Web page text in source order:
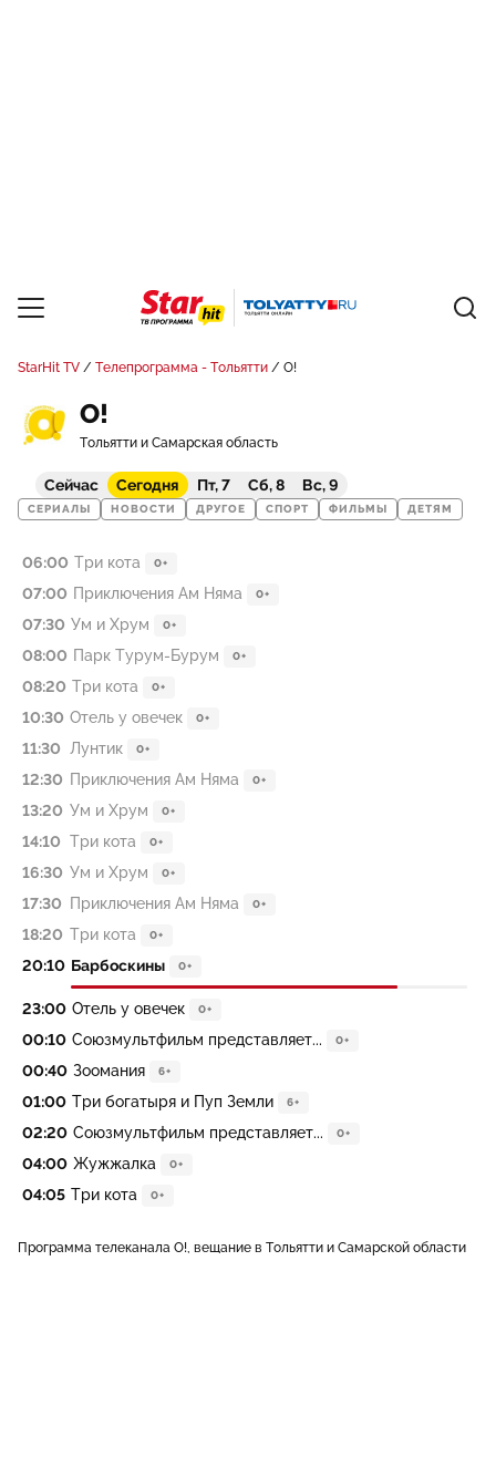
StarHit TV Телепрограмма - Тольятти О!
О!
Тольятти и Самарская область
Сейчас Сегодня Пт, 7 Сб, 8 Вс, 9
СЕРИАЛЫ НОВОСТИ ДРУГОЕ СПОРТ ФИЛЬМЫ ДЕТЯМ
06:00 Три кота 0+
07:00 Приключения Ам Няма 0+
07:30 Ум и Хрум 0+
08:00 Парк Турум-Бурум 0+
08:20 Три кота 0+
10:30 Отель у овечек 0+
11:30 Лунтик 0+
12:30 Приключения Ам Няма 0+
13:20 Ум и Хрум 0+
14:10 Три кота 0+
16:30 Ум и Хрум 0+
17:30 Приключения Ам Няма 0+
18:20 Три кота 0+
20:10 Барбоскины 0+
23:00 Отель у овечек 0+
00:10 Союзмультфильм представляет... 0+
00:40 Зоомания 6+
01:00 Три богатыря и Пуп Земли 6+
02:20 Союзмультфильм представляет... 0+
04:00 Жужжалка 0+
04:05 Три кота 0+
Программа телеканала О!, вещание в Тольятти и Самарской области